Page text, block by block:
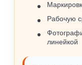
Рабочую
линейкой